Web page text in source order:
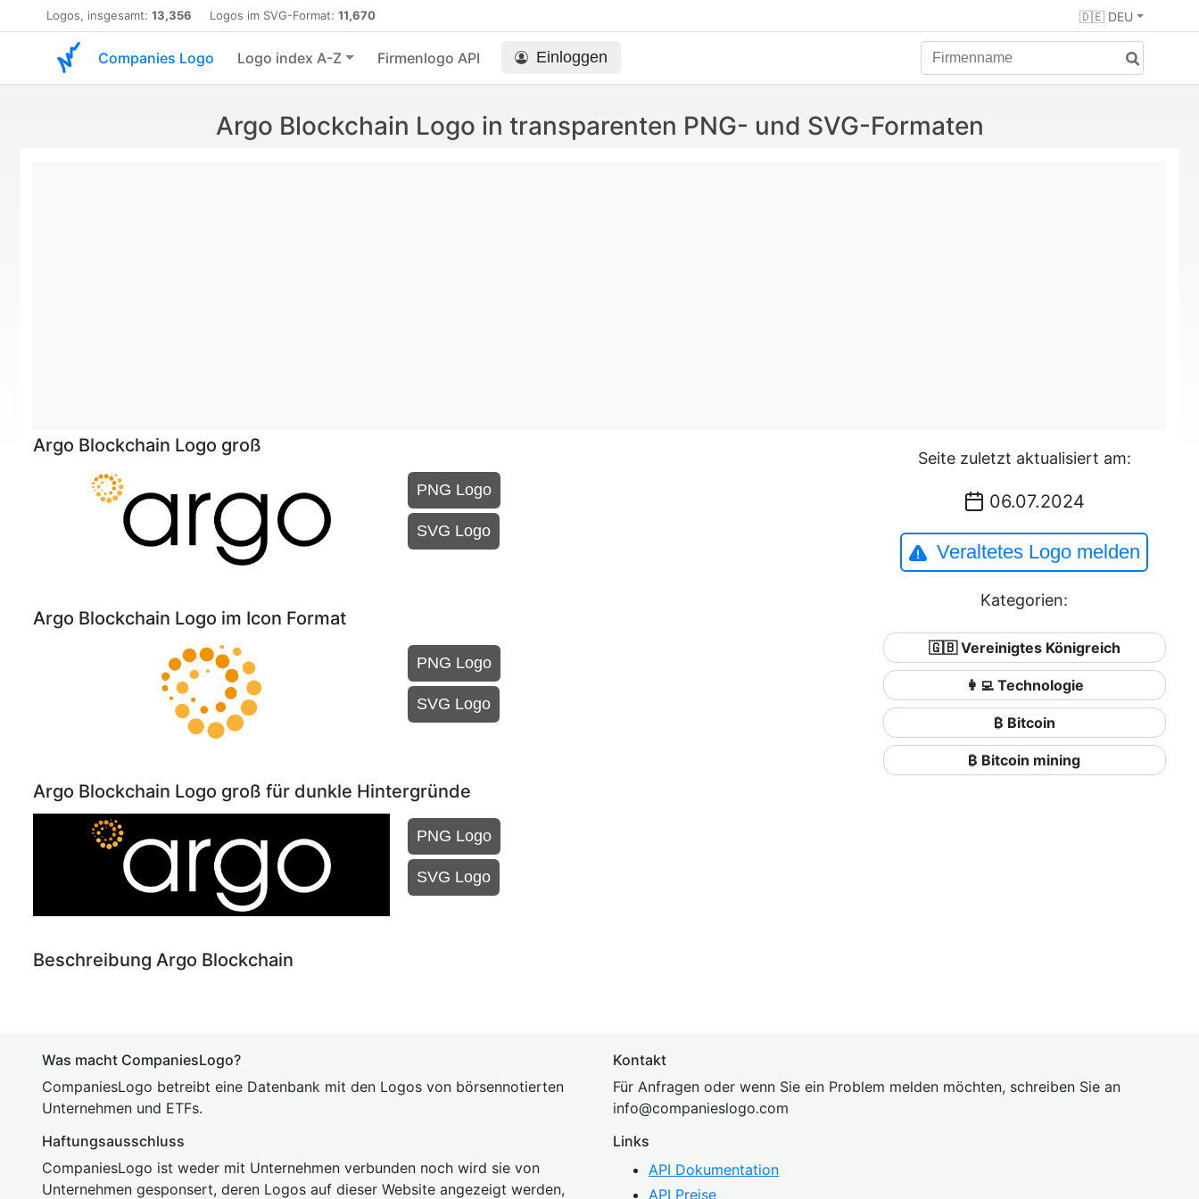
Logos, insgesamt: 13,356 Logos im SVG-Format: 11,670 🇩🇪 DEU
Companies Logo Logo index A-Z Firmenlogo API Einloggen
Argo Blockchain Logo in transparenten PNG- und SVG-Formaten
Argo Blockchain Logo groß
PNG Logo
SVG Logo
Argo Blockchain Logo im Icon Format
PNG Logo
SVG Logo
Argo Blockchain Logo groß für dunkle Hintergründe
PNG Logo
SVG Logo
Beschreibung Argo Blockchain
Seite zuletzt aktualisiert am:
06.07.2024
Veraltetes Logo melden
Kategorien:
🇬🇧 Vereinigtes Königreich
👩‍💻 Technologie
₿ Bitcoin
₿ Bitcoin mining
Was macht CompaniesLogo?
CompaniesLogo betreibt eine Datenbank mit den Logos von börsennotierten
Unternehmen und ETFs.
Haftungsausschluss
CompaniesLogo ist weder mit Unternehmen verbunden noch wird sie von
Unternehmen gesponsert, deren Logos auf dieser Website angezeigt werden,
Kontakt
Für Anfragen oder wenn Sie ein Problem melden möchten, schreiben Sie an
info@companieslogo.com
Links
API Dokumentation
API Preise